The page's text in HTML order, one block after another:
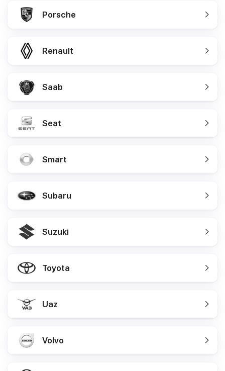
Porsche
Renault
Saab
Seat
Smart
Subaru
Suzuki
Toyota
Uaz
Volvo